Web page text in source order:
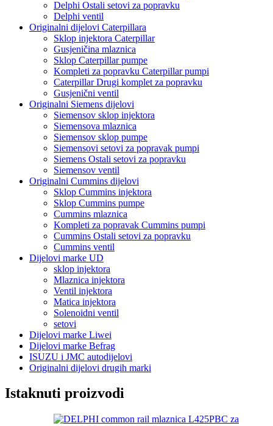
Delphi Ostali setovi za popravku
Delphi ventil
Originalni dijelovi Caterpillara
Sklop injektora Caterpillar
Gusjeničina mlaznica
Sklop Caterpillar pumpe
Kompleti za popravku Caterpillar pumpi
Caterpillar Drugi komplet za popravku
Gusjenični ventil
Originalni Siemens dijelovi
Siemensov sklop injektora
Siemensova mlaznica
Siemensov sklop pumpe
Siemensovi setovi za popravak pumpi
Siemens Ostali setovi za popravku
Siemensov ventil
Originalni Cummins dijelovi
Sklop Cummins injektora
Sklop Cummins pumpe
Cummins mlaznica
Kompleti za popravak Cummins pumpi
Cummins Ostali setovi za popravku
Cummins ventil
Dijelovi marke UD
sklop injektora
Mlaznica injektora
Ventil injektora
Matica injektora
Solenoidni ventil
setovi
Dijelovi marke Liwei
Dijelovi marke Befrag
ISUZU i JMC autodijelovi
Originalni dijelovi drugih marki
Istaknuti proizvodi